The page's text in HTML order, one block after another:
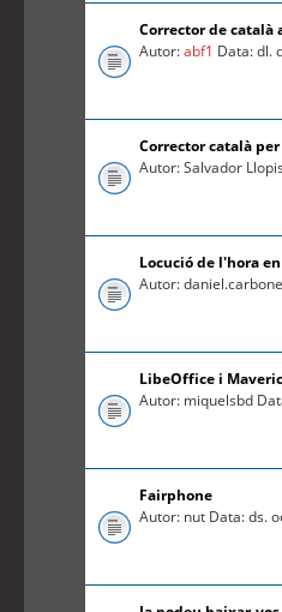
Corrector de català
Autor:abf1 Data: dl.
Corrector català
Autor: Salvador
Locució de l'hora
Autor:
LibeOffice i
Autor: miquelsbd
Fairphone
Autor: nut Data: ds.